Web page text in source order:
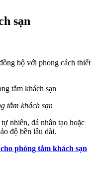
sạn
bộ với phong cách thiết
tắm khách sạn
nhiên, đá nhân tạo hoặc
độ bền lâu dài.
phòng tắm khách sạn